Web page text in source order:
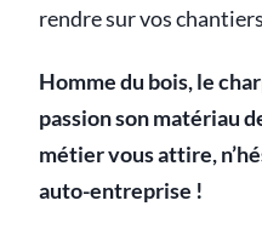
rendre sur vos
Homme du bois, le
passion son matériau
métier vous attire,
auto-entreprise !